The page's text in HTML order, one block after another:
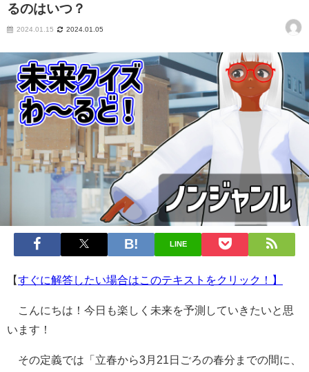
るのはいつ？
2024.01.15 2024.01.05
LINE
【すぐに解答したい場合はこのテキストをクリック！】
こんにちは！今日も楽しく未来を予測していきたいと思
います！
その定義では「立春から3月21日ごろの春分までの間に、